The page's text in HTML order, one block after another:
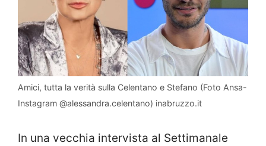
Amici, tutta la verità sulla Celentano e Stefano (Foto Ansa-
Instagram @alessandra.celentano) inabruzzo.it
In una vecchia intervista al Settimanale